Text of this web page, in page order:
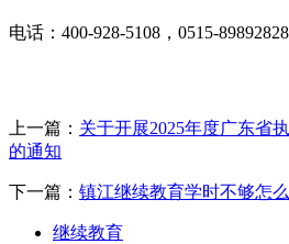
电话：400-928-5108，0515-
上一篇： 关于开展2025年度广东省
的通知
下一篇： 镇江继续教育学时不够怎
继续教育